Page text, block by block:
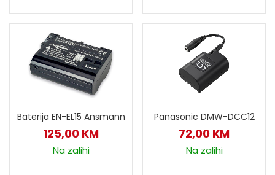
Baterija EN-EL15 Ansmann
125,00 KM
Na zalihi
Panasonic DMW-DCC12
72,00 KM
Na zalihi